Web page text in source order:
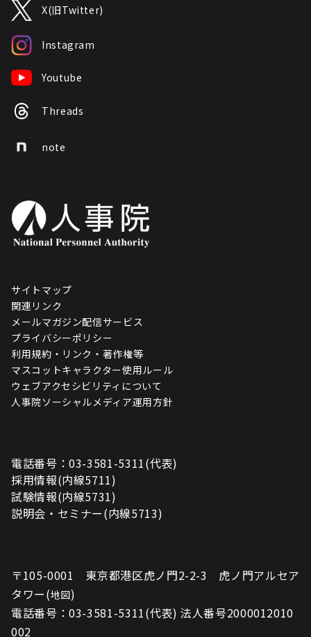
X(旧Twitter)
Instagram
Youtube
Threads
note
サイトマップ
関連リンク
メールマガジン配信サービス
プライバシーポリシー
利用規約・リンク・著作権等
マスコットキャラクター使用ルール
ウェブアクセシビリティについて
人事院ソーシャルメディア運用方針
電話番号：03-3581-5311(代表)
採用情報(内線5711)
試験情報(内線5731)
説明会・セミナー(内線5713)
〒105-0001 東京都港区虎ノ門2-2-3 虎ノ門アルセア
タワー(地図)
電話番号：03-3581-5311(代表) 法人番号2000012010
002